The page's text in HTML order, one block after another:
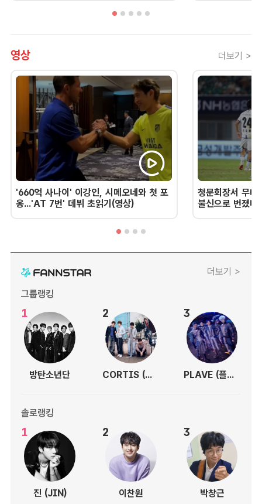
영상 더보기 >
'660억 사나이' 이강인, 시메오네와 첫 포
옹...'AT 7번' 데뷔 초읽기(영상)
청문회장서 무너
불신으로 번졌
더보기 >
그룹랭킹
1
방탄소년단
2
CORTIS (코르티스)
3
PLAVE (플레이브)
솔로랭킹
1
진 (JIN)
2
이찬원
3
박창근